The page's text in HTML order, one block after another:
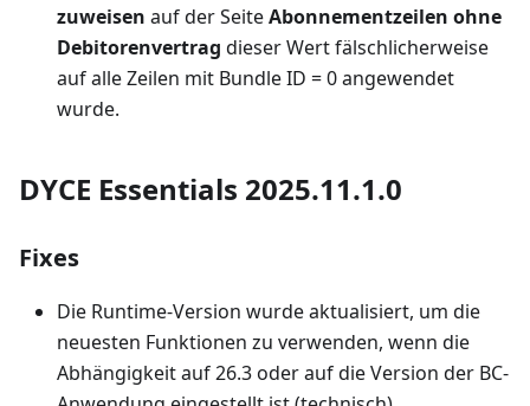
zuweisen auf der SeiteAbonnementzeilen ohne
Debitorenvertrag dieser Wert fälschlicherweise
auf alle Zeilen mit Bundle ID = 0 angewendet
wurde.
DYCE Essentials 2025.11.1.0
Fixes
Die Runtime-Version wurde aktualisiert, um die
neuesten Funktionen zu verwenden, wenn die
Abhängigkeit auf 26.3 oder auf die Version der BC-